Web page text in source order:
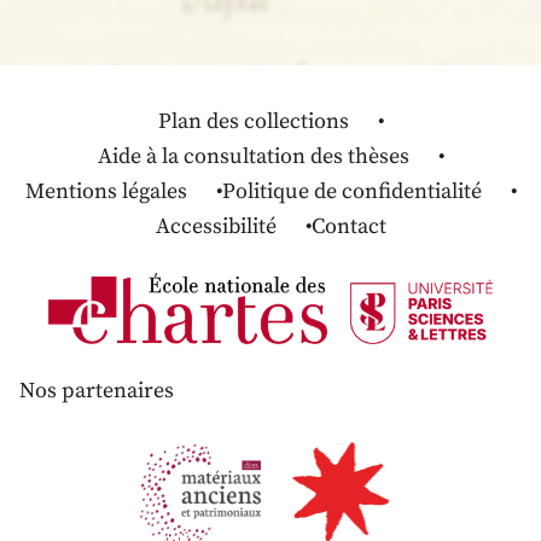
Plan des collections
Aide à la consultation des thèses
Mentions légales
Politique de confidentialité
Accessibilité
Contact
Nos partenaires